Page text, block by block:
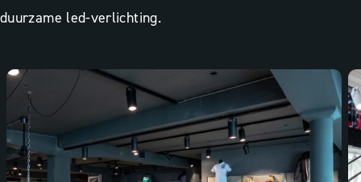
duurzame led-verlichting.